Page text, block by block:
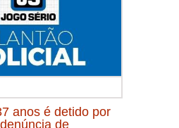
anos é detido por
de